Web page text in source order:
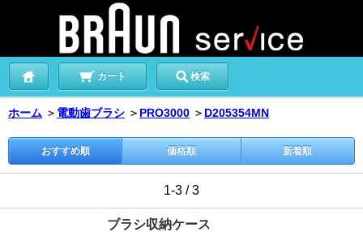
カート 検索
ホーム ＞ 電動歯ブラシ ＞ PRO3000 ＞ D205354MN
おすすめ順 価格順 新着順
1-3 / 3
ブラシ収納ケース